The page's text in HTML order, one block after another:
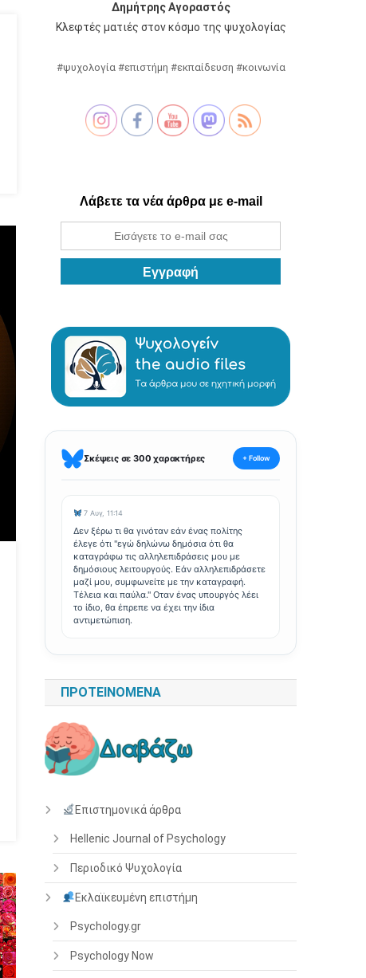
Δημήτρης Αγοραστός
Κλεφτές ματιές στον κόσμο της ψυχολογίας
#ψυχολογία #επιστήμη #εκπαίδευση #κοινωνία
Λάβετε τα νέα άρθρα με e-mail
Σκέψεις σε 300 χαρακτήρες + Follow
7 Αυγ, 11:14
Δεν ξέρω τι θα γινόταν εάν ένας πολίτης
έλεγε ότι "εγώ δηλώνω δημόσια ότι θα
καταγράφω τις αλληλεπιδράσεις μου με
δημόσιους λειτουργούς. Εάν αλληλεπιδράσετε
μαζί μου, συμφωνείτε με την καταγραφή.
Τέλεια και παύλα." Οταν ένας υπουργός λέει
το ίδιο, θα έπρεπε να έχει την ίδια
αντιμετώπιση.
ΠΡΟΤΕΙΝΌΜΕΝΑ
Επιστημονικά άρθρα
Hellenic Journal of Psychology
Περιοδικό Ψυχολογία
Εκλαϊκευμένη επιστήμη
Psychology.gr
Psychology Now